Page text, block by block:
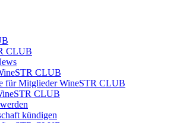
CLUB
CLUB
für Mitglieder WineSTR CLUB
CLUB
kündigen